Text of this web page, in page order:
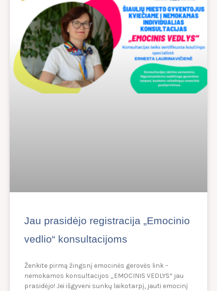
Jau prasidėjo registracija „Emocinio
vedlio“ konsultacijoms
Ženkite pirmą žingsnį emocinės gerovės link –
nemokamos konsultacijos „EMOCINIS VEDLYS“ jau
prasidėjo! Jei išgyveni sunkų laikotarpį, jauti emocinį